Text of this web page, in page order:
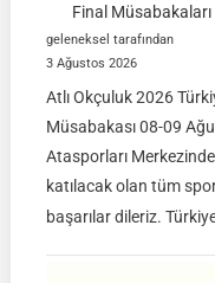
Final
geleneksel tarafından
3 Ağustos 2026
Atlı Okçuluk 2026
Müsabakası 08-09
Atasporları
katılacak olan tüm
başarılar dileriz.